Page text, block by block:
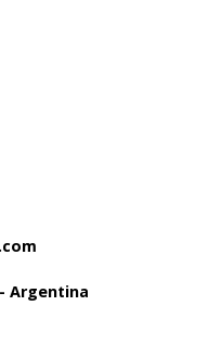
Argentina